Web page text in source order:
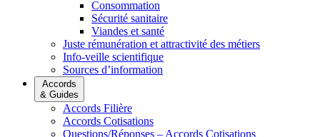
Consommation
Sécurité sanitaire
Viandes et santé
Juste rémunération et attractivité des métiers
Info-veille scientifique
Sources d’information
Accords
& Guides
Accords Filière
Accords Cotisations
Questions/Réponses – Accords Cotisations